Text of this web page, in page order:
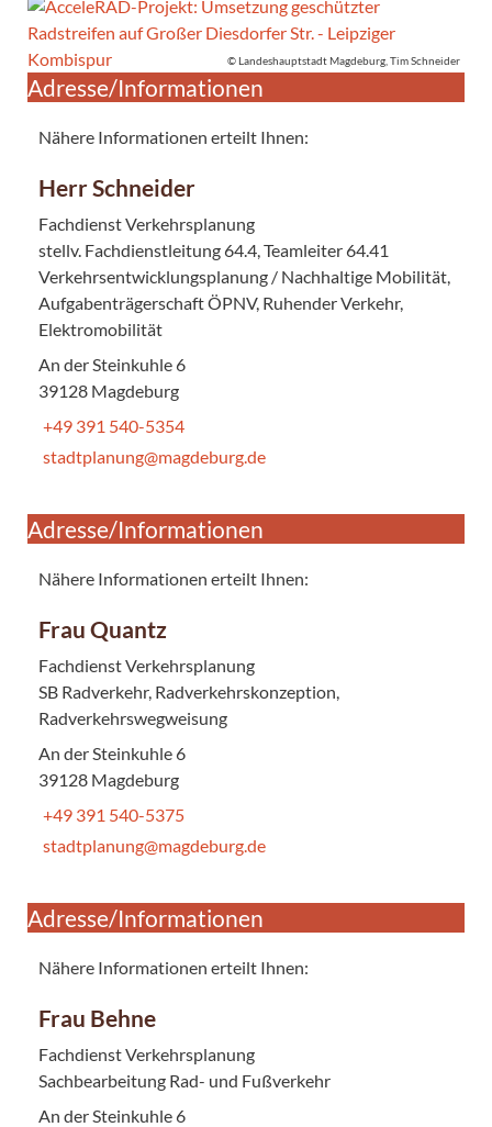
© Landeshauptstadt Magdeburg, Tim Schneider
Adresse/Informationen
Nähere Informationen erteilt Ihnen:
Herr Schneider
Fachdienst Verkehrsplanung
stellv. Fachdienstleitung 64.4, Teamleiter 64.41
Verkehrsentwicklungsplanung / Nachhaltige Mobilität,
Aufgabenträgerschaft ÖPNV, Ruhender Verkehr,
Elektromobilität
An der Steinkuhle 6
39128 Magdeburg
+49 391 540-5354
stadtplanung@magdeburg.de
Adresse/Informationen
Nähere Informationen erteilt Ihnen:
Frau Quantz
Fachdienst Verkehrsplanung
SB Radverkehr, Radverkehrskonzeption,
Radverkehrswegweisung
An der Steinkuhle 6
39128 Magdeburg
+49 391 540-5375
stadtplanung@magdeburg.de
Adresse/Informationen
Nähere Informationen erteilt Ihnen:
Frau Behne
Fachdienst Verkehrsplanung
Sachbearbeitung Rad- und Fußverkehr
An der Steinkuhle 6